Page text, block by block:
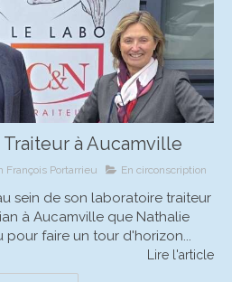
à Aucamville
François Portarrieu En circonscription
sein de son laboratoire traiteur
à Aucamville que Nathalie
pour faire un tour d'horizon...
Lire l'article